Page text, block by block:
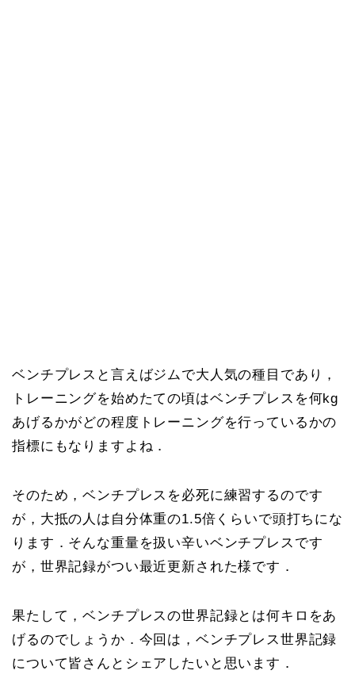
ベンチプレスと言えばジムで大人気の種目であり，
トレーニングを始めたての頃はベンチプレスを何kg
あげるかがどの程度トレーニングを行っているかの
指標にもなりますよね．
そのため，ベンチプレスを必死に練習するのです
が，大抵の人は自分体重の1.5倍くらいで頭打ちにな
ります．そんな重量を扱い辛いベンチプレスです
が，世界記録がつい最近更新された様です．
果たして，ベンチプレスの世界記録とは何キロをあ
げるのでしょうか．今回は，ベンチプレス世界記録
について皆さんとシェアしたいと思います．